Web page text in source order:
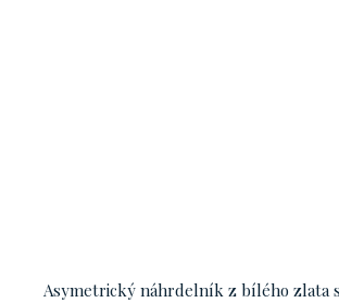
Asymetrický náhrdelník z bílého zlata